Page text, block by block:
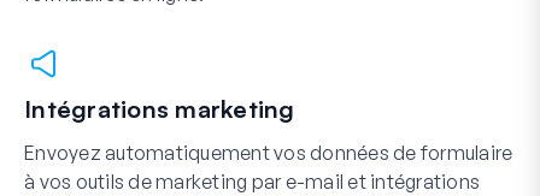
Intégrations marketing
Envoyez automatiquement vos données de formulaire
à vos outils de marketing par e-mail et intégrations